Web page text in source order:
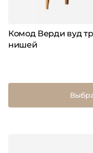
Комод Верди вуд
нишей